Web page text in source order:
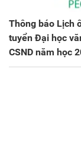
Thông báo Lịch
tuyển Đại học
CSND năm học